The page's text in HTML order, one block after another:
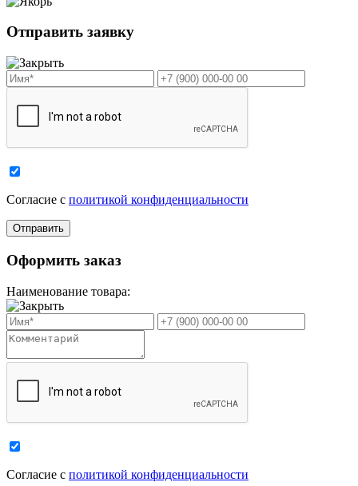
Отправить заявку
Cогласие с политикой конфиденциальности
Оформить заказ
Наименование товара:
Cогласие с политикой конфиденциальности